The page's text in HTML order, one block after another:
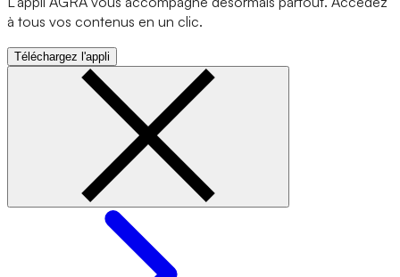
à tous vos contenus en un clic.
Téléchargez l'appli